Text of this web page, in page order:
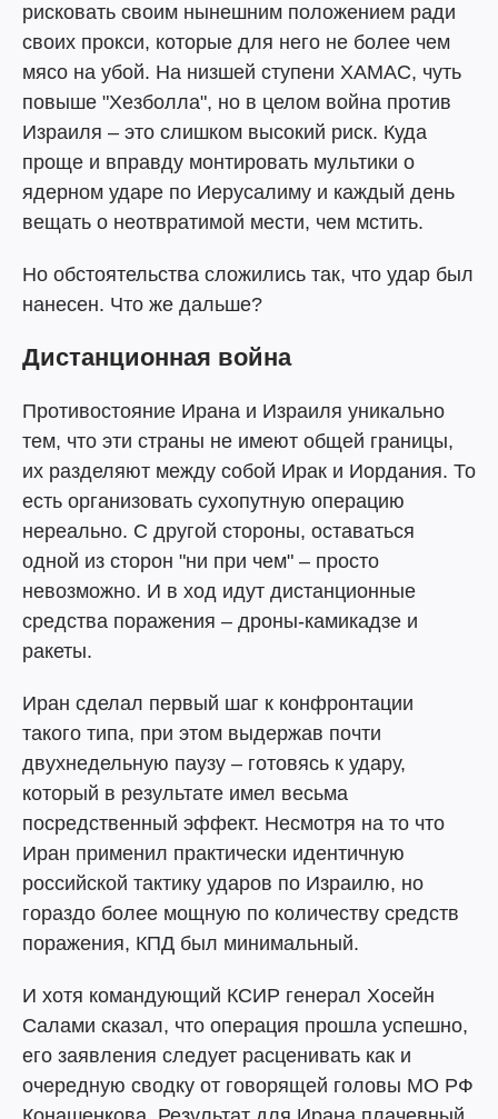
рисковать своим нынешним положением ради
своих прокси, которые для него не более чем
мясо на убой. На низшей ступени ХАМАС, чуть
повыше "Хезболла", но в целом война против
Израиля – это слишком высокий риск. Куда
проще и вправду монтировать мультики о
ядерном ударе по Иерусалиму и каждый день
вещать о неотвратимой мести, чем мстить.
Но обстоятельства сложились так, что удар был
нанесен. Что же дальше?
Дистанционная война
Противостояние Ирана и Израиля уникально
тем, что эти страны не имеют общей границы,
их разделяют между собой Ирак и Иордания. То
есть организовать сухопутную операцию
нереально. С другой стороны, оставаться
одной из сторон "ни при чем" – просто
невозможно. И в ход идут дистанционные
средства поражения – дроны-камикадзе и
ракеты.
Иран сделал первый шаг к конфронтации
такого типа, при этом выдержав почти
двухнедельную паузу – готовясь к удару,
который в результате имел весьма
посредственный эффект. Несмотря на то что
Иран применил практически идентичную
российской тактику ударов по Израилю, но
гораздо более мощную по количеству средств
поражения, КПД был минимальный.
И хотя командующий КСИР генерал Хосейн
Салами сказал, что операция прошла успешно,
его заявления следует расценивать как и
очередную сводку от говорящей головы МО РФ